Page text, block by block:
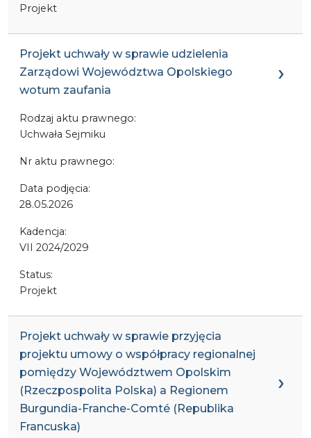
Projekt
Projekt uchwały w sprawie udzielenia
Zarządowi Województwa Opolskiego
wotum zaufania
Rodzaj aktu prawnego:
Uchwała Sejmiku
Nr aktu prawnego:
Data podjęcia:
28.05.2026
Kadencja:
VII 2024/2029
Status:
Projekt
Projekt uchwały w sprawie przyjęcia
projektu umowy o współpracy regionalnej
pomiędzy Województwem Opolskim
(Rzeczpospolita Polska) a Regionem
Burgundia-Franche-Comté (Republika
Francuska)